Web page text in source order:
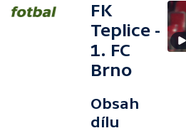
FK
Teplice -
1. FC
Brno
Obsah
dílu